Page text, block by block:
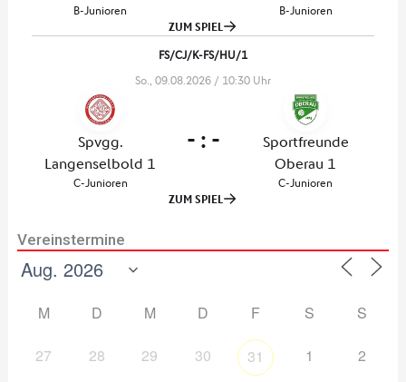
Vereinstermine
M D M D F S S
27 28 29 30 31 1 2